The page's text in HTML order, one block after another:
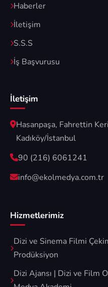
Haberler
İletişim
S.S.S
İş Başvurusu
İletişim
Hasanpaşa, Fahrettin
Kadıköy/İstanbul
90 (216) 6061241
info@ekolmedya.com.tr
Hizmetlerimiz
Dizi ve Sinema Filmi
Prodüksiyon
Dizi Ajansı | Dizi ve Film